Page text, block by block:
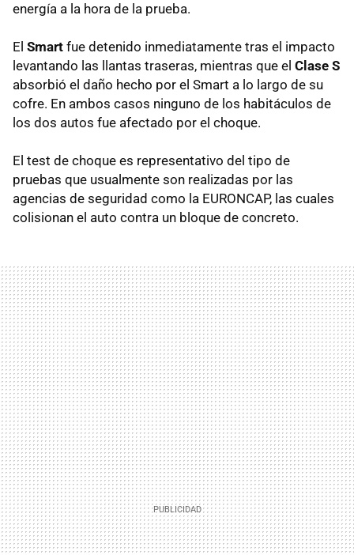
energía a la hora de la prueba.
El Smart fue detenido inmediatamente tras el impacto
levantando las llantas traseras, mientras que el Clase S
absorbió el daño hecho por el Smart a lo largo de su
cofre. En ambos casos ninguno de los habitáculos de
los dos autos fue afectado por el choque.
El test de choque es representativo del tipo de
pruebas que usualmente son realizadas por las
agencias de seguridad como la EURONCAP, las cuales
colisionan el auto contra un bloque de concreto.